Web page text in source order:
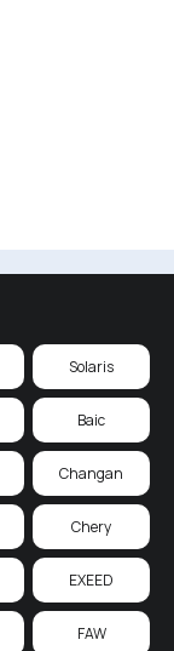
Solaris
Baic
Changan
Chery
EXEED
FAW